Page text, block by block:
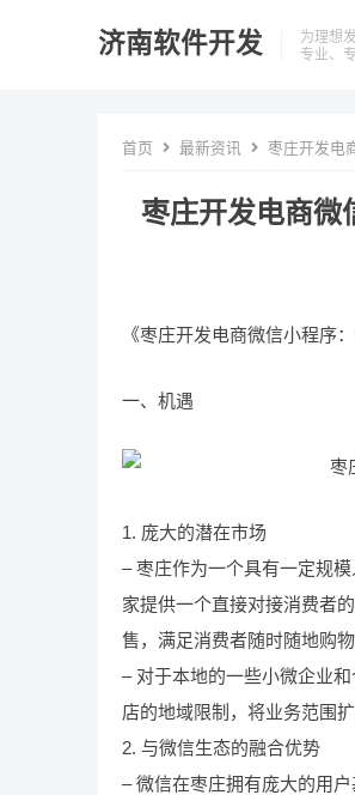
济南软件开发
为理想
专业、
首页 最新资讯 枣庄开发电
枣庄开发电商微
《枣庄开发电商微信小程序
一、机遇
1. 庞大的潜在市场
– 枣庄作为一个具有一定规
家提供一个直接对接消费者
售，满足消费者随时随地购物
– 对于本地的一些小微企业
店的地域限制，将业务范围
2. 与微信生态的融合优势
– 微信在枣庄拥有庞大的用